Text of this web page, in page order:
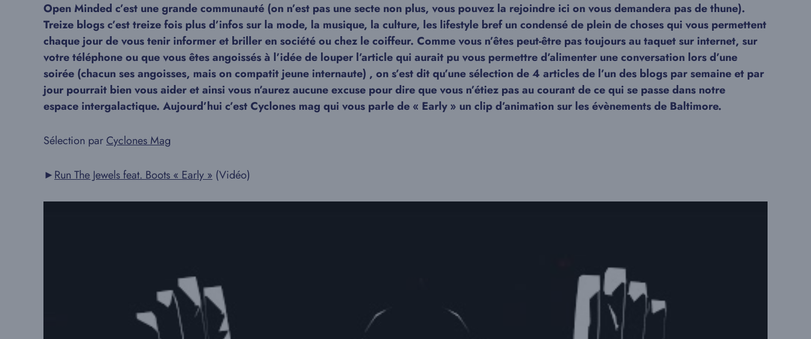
Open Minded c’est une grande communauté (on n’est pas une secte non plus, vous pouvez la rejoindre ici on vous demandera pas de thune).
Treize blogs c’est treize fois plus d’infos sur la mode, la musique, la culture, les lifestyle bref un condensé de plein de choses qui vous permettent
chaque jour de vous tenir informer et briller en société ou chez le coiffeur. Comme vous n’êtes peut-être pas toujours au taquet sur internet, sur
votre téléphone ou que vous êtes angoissés à l’idée de louper l’article qui aurait pu vous permettre d’alimenter une conversation lors d’une
soirée (chacun ses angoisses, mais on compatit jeune internaute) , on s’est dit qu’une sélection de 4 articles de l’un des blogs par semaine et par
jour pourrait bien vous aider et ainsi vous n’aurez aucune excuse pour dire que vous n’étiez pas au courant de ce qui se passe dans notre
espace intergalactique. Aujourd’hui c’est Cyclones mag qui vous parle de « Early » un clip d’animation sur les évènements de Baltimore.
Sélection parCyclones Mag
►Run The Jewels feat. Boots « Early » (Vidéo)